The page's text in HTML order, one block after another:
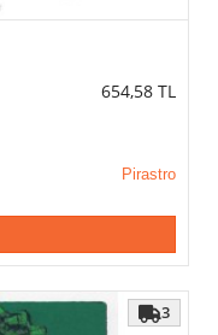
654,58 TL
Pirastro
3